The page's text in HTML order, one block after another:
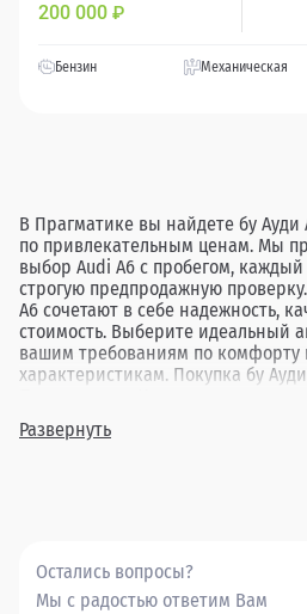
200 000 ₽
Бензин Механическая
В Прагматике вы найдете бу
по привлекательным ценам. Мы
выбор Audi A6 с пробегом,
строгую предпродажную
A6 сочетают в себе надежность,
стоимость. Выберите идеальный
вашим требованиям по комфорту
характеристикам. Покупка бу
сделку и удовлетворение от
Развернуть
Остались вопросы?
Мы с радостью ответим Вам